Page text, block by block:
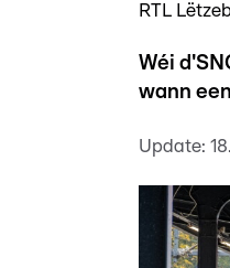
RTL
Wéi
wann
Update: